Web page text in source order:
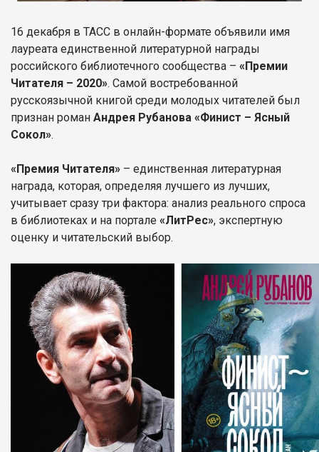
16 декабря в ТАСС в онлайн-формате объявили имя
лауреата единственной литературной награды
российского библиотечного сообщества – «Премии
Читателя – 2020». Самой востребованной
русскоязычной книгой среди молодых читателей был
признан роман Андрея Рубанова «Финист – Ясный
Сокол».
«Премия Читателя» – единственная литературная
награда, которая, определяя лучшего из лучших,
учитывает сразу три фактора: анализ реального спроса
в библиотеках и на портале «ЛитРес», экспертную
оценку и читательский выбор.